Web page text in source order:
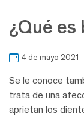
¿Qué es
4 de mayo 2021
Se le conoce
trata de una
aprietan los